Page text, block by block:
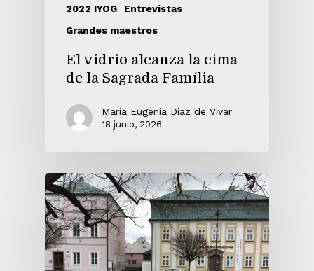
2022 IYOG
Entrevistas
Grandes maestros
El vidrio alcanza la cima
de la Sagrada Família
María Eugenia Diaz de Vivar
18 junio, 2026